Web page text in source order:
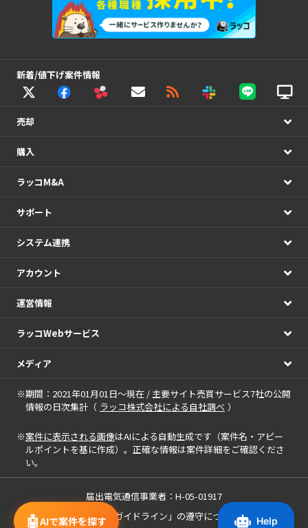
🤖AIで案件を探す
新着/値下げ案件情報
売却
購入
ラッコM&A
サポート
システム連携
アカウント
運営情報
ラッコWebサービス
メディア
※期間：2021年01月01日～現在 / 主要サイト売買サービス7社の公開
情報の日次集計（ ラッコ株式会社による自社調べ ）
※案件に表示される画像はAIによる自動生成です（案件名・アピー
ルポイントを基に作成）。正確な情報は案件詳細をご確認くださ
い。
届出電気通信事業者：H-05-01917
「中小M&Aガイドライン」の遵守について